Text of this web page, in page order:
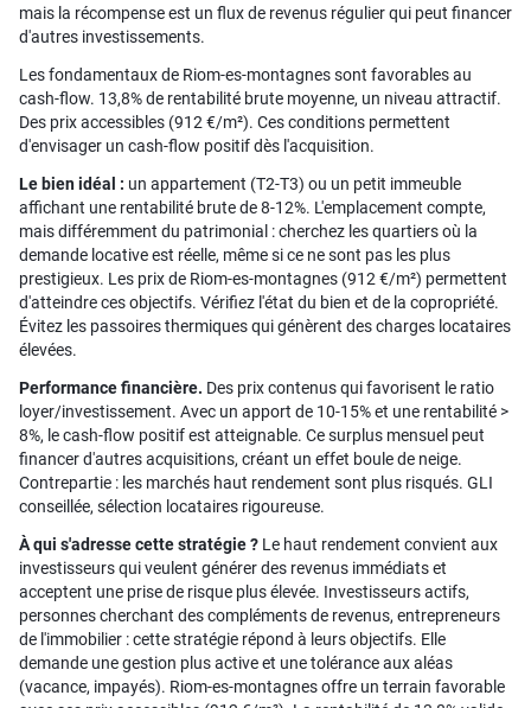
mais la récompense est un flux de revenus régulier qui peut financer
d'autres investissements.
Les fondamentaux de Riom-es-montagnes sont favorables au
cash-flow. 13,8% de rentabilité brute moyenne, un niveau attractif.
Des prix accessibles (912 €/m²). Ces conditions permettent
d'envisager un cash-flow positif dès l'acquisition.
Le bien idéal : un appartement (T2-T3) ou un petit immeuble
affichant une rentabilité brute de 8-12%. L'emplacement compte,
mais différemment du patrimonial : cherchez les quartiers où la
demande locative est réelle, même si ce ne sont pas les plus
prestigieux. Les prix de Riom-es-montagnes (912 €/m²) permettent
d'atteindre ces objectifs. Vérifiez l'état du bien et de la copropriété.
Évitez les passoires thermiques qui génèrent des charges locataires
élevées.
Performance financière. Des prix contenus qui favorisent le ratio
loyer/investissement. Avec un apport de 10-15% et une rentabilité >
8%, le cash-flow positif est atteignable. Ce surplus mensuel peut
financer d'autres acquisitions, créant un effet boule de neige.
Contrepartie : les marchés haut rendement sont plus risqués. GLI
conseillée, sélection locataires rigoureuse.
À qui s'adresse cette stratégie ? Le haut rendement convient aux
investisseurs qui veulent générer des revenus immédiats et
acceptent une prise de risque plus élevée. Investisseurs actifs,
personnes cherchant des compléments de revenus, entrepreneurs
de l'immobilier : cette stratégie répond à leurs objectifs. Elle
demande une gestion plus active et une tolérance aux aléas
(vacance, impayés). Riom-es-montagnes offre un terrain favorable